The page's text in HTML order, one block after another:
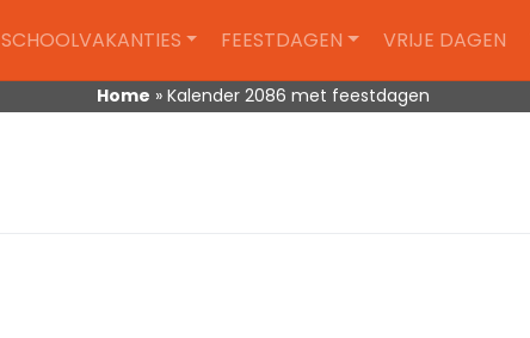
SCHOOLVAKANTIES FEESTDAGEN VRIJE DAGEN
Home » Kalender 2086 met feestdagen